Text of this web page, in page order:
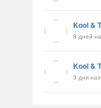
Kool &
8 дней
Kool &
3 дня